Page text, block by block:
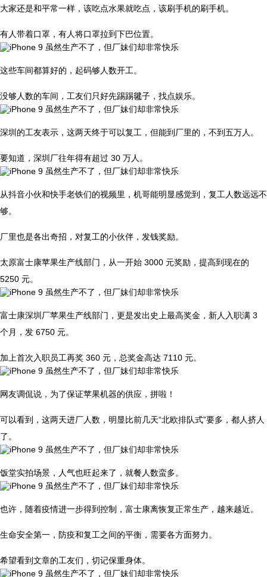
大家还是和平常一样，该吃点水果就吃点，该刷手机的刷手机。
有人带着口罩，有人将口罩拉到下巴位置。
这些车间都算好的，起码够人数开工。
没够人数的车间，工友们只好先踢踢毽子，找点娱乐。
深圳的工友表示，这两天终于可以复工，但能到厂里的，不到五万人。
要知道，深圳厂往年得有超过 30 万人。
从抖音小伙和快手老铁们的视频里，机哥能明显感觉到，复工人数远远不
够。
厂里也是各出奇招，对复工的小伙伴，发钱奖励。
太原富士康苹果生产线部门，从一开始 3000 元奖励，提高到现在的
5250 元。
富士康深圳厂苹果生产线部门，更是发出史上最高奖金，新人入职满 3
个月，发 6750 元。
加上首次入职员工再奖 360 元，总奖金高达 7110 元。
网友调侃说，为了保证苹果机器的供应，拼啦！
可以看到，这两天进厂人数，明显比前几天“北欧排队式”要多，都人挤人
了。
饭堂实拍场景，人气也旺起来了，就餐人数蛮多。
也许，随着疫情进一步得到控制，富士康离恢复正常生产，越来越近。
生命安全第一，防疫和复工之间的平衡，需要各方面努力。
希望看到文章的工友们，切记保重身体。